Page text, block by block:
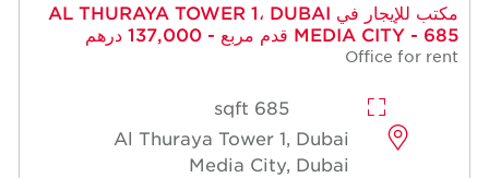
مكتب للإيجار في AL THURAYA TOWER 1، DUBAI
MEDIA CITY - 685 قدم مربع - 137,000 درهم
Office for rent
685 sqft
Al Thuraya Tower 1, Dubai
Media City, Dubai